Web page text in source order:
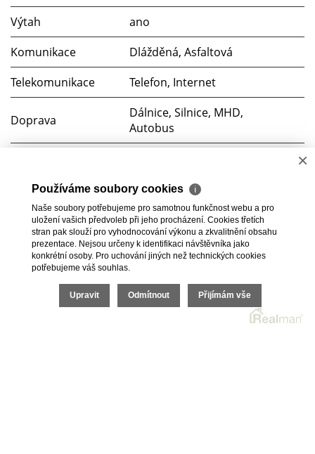
Výtah
ano
Komunikace
Dlážděná, Asfaltová
Telekomunikace
Telefon, Internet
Doprava
Dálnice, Silnice, MHD,
Autobus
Elektřina
230V, 400V
Odpad
Veřejná kanalizace
Topné těleso
Klimatizace
2026 © BC Commerce s.r.o., všechna práva vyhrazena |
Povinně zveřejňované informace
Realitní SWRealman
×
Používáme soubory cookies ℹ
Naše soubory potřebujeme pro samotnou funkčnost webu a pro
uložení vašich předvoleb při jeho procházení. Cookies třetích
stran pak slouží pro vyhodnocování výkonu a zkvalitnění obsahu
prezentace. Nejsou určeny k identifikaci návštěvníka jako
konkrétní osoby. Pro uchování jiných než technických cookies
potřebujeme váš souhlas.
Upravit Odmítnout Přijímám vše